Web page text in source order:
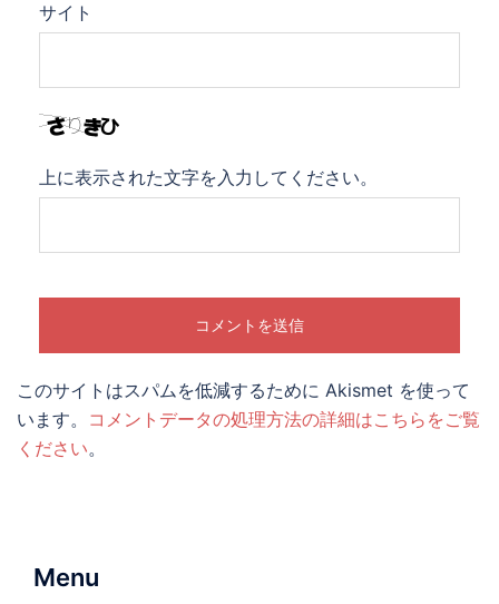
サイト
上に表示された文字を入力してください。
このサイトはスパムを低減するために Akismet を使って
います。 コメントデータの処理方法の詳細はこちらをご覧
ください。
Menu